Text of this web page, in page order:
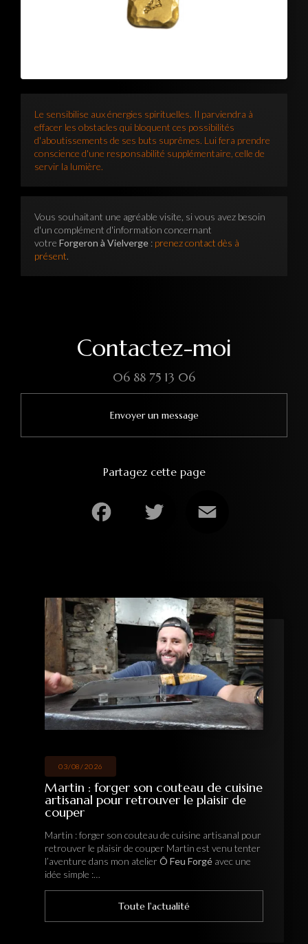
Le sensibilise aux énergies spirituelles. Il parviendra à
effacer les obstacles qui bloquent ces possibilités
d'aboutissements de ses buts suprêmes. Lui fera prendre
conscience d'une responsabilité supplémentaire, celle de
servir la lumière.
Vous souhaitant une agréable visite, si vous avez besoin
d'un complément d'information concernant
votre Forgeron à Vielverge : prenez contact dès à
présent.
Contactez-moi
06 88 75 13 06
Envoyer un message
Partagez cette page
03/08/2026
Martin : forger son couteau de cuisine
artisanal pour retrouver le plaisir de
couper
Martin : forger son couteau de cuisine artisanal pour
retrouver le plaisir de couper Martin est venu tenter
l’aventure dans mon atelierÔ Feu Forgé avec une
idée simple :…
Toute l'actualité